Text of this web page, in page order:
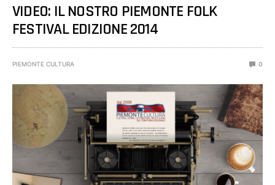
VIDEO: IL NOSTRO PIEMONTE FOLK
FESTIVAL EDIZIONE 2014
PIEMONTE CULTURA 0